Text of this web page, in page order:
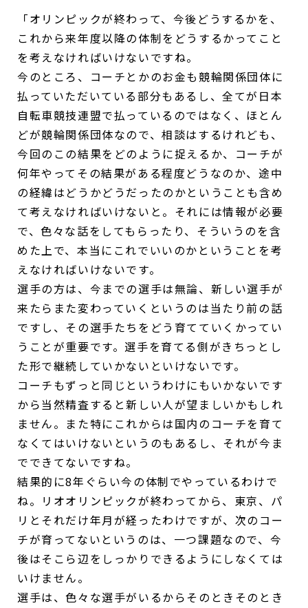
「オリンピックが終わって、今後どうするかを、
これから来年度以降の体制をどうするかってこと
を考えなければいけないですね。
今のところ、コーチとかのお金も競輪関係団体に
払っていただいている部分もあるし、全てが日本
自転車競技連盟で払っているのではなく、ほとん
どが競輪関係団体なので、相談はするけれども、
今回のこの結果をどのように捉えるか、コーチが
何年やってその結果がある程度どうなのか、途中
の経緯はどうかどうだったのかということも含め
て考えなければいけないと。それには情報が必要
で、色々な話をしてもらったり、そういうのを含
めた上で、本当にこれでいいのかということを考
えなければいけないです。
選手の方は、今までの選手は無論、新しい選手が
来たらまた変わっていくというのは当たり前の話
ですし、その選手たちをどう育てていくかってい
うことが重要です。選手を育てる側がきちっとし
た形で継続していかないといけないです。
コーチもずっと同じというわけにもいかないです
から当然精査すると新しい人が望ましいかもしれ
ません。また特にこれからは国内のコーチを育て
なくてはいけないというのもあるし、それが今ま
でできてないですね。
結果的に8年ぐらい今の体制でやっているわけで
ね。リオオリンピックが終わってから、東京、パ
リとそれだけ年月が経ったわけですが、次のコー
チが育ってないというのは、一つ課題なので、今
後はそこら辺をしっかりできるようにしなくては
いけません。
選手は、色々な選手がいるからそのときそのとき